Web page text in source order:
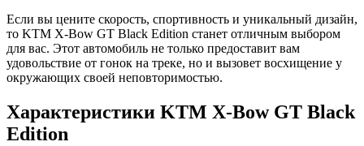
Если вы цените скорость, спортивность и уникальный дизайн,
то KTM X-Bow GT Black Edition станет отличным выбором
для вас. Этот автомобиль не только предоставит вам
удовольствие от гонок на треке, но и вызовет восхищение у
окружающих своей неповторимостью.
Характеристики KTM X-Bow GT Black
Edition